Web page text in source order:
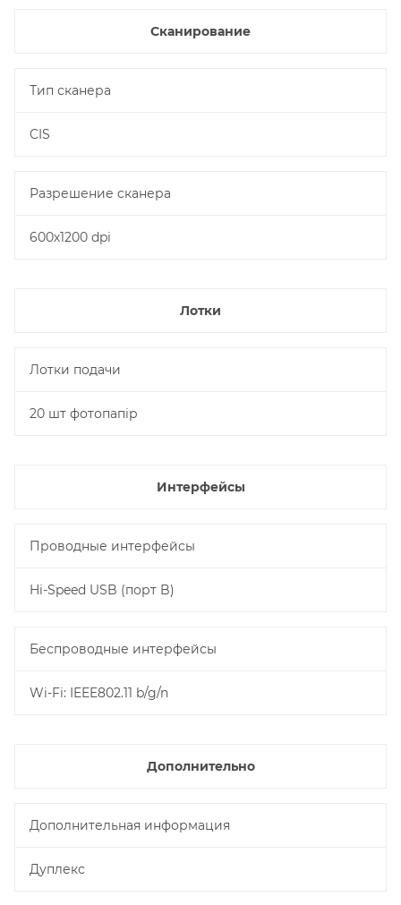
Сканирование
Тип сканера
CIS
Разрешение cканера
600х1200 dpi
Лотки
Лотки подачи
20 шт фотопапір
Интерфейсы
Проводные интерфейсы
Hi-Speed USB (порт B)
Беспроводные интерфейсы
Wi-Fi: IEEE802.11 b/g/n
Дополнительно
Дополнительная информация
Дуплекс